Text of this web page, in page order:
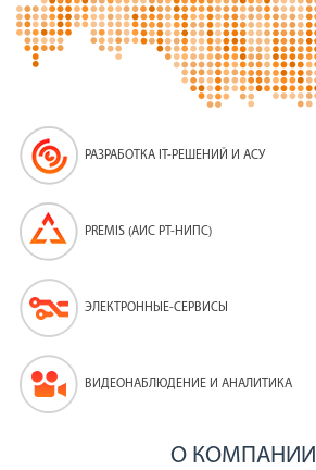
РАЗРАБОТКА IT-РЕШЕНИЙ И АСУ
PREMIS (АИС PT-НИПС)
ЭЛЕКТРОННЫЕ-СЕРВИСЫ
ВИДЕОНАБЛЮДЕНИЕ И АНАЛИТИКА
О КОМПАНИИ